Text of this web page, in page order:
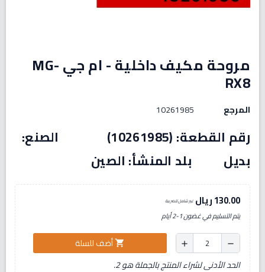
مروحة مكيف داخلية - ام جي MG-
RX8
المرجع 10261985
رقم القطعة: (10261985) الصنع:
بديل بلد المنشأ: الصين
130.00 ريال غير شامل للضريبة
يتم التسليم في غضون 1-2 أيام
remove
add
shopping_cartأضف للسلة
الحد الأدنى لشراء المنتج بالجملة هو 2.